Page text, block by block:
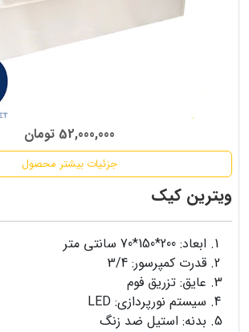
52,000,000 تومان
جزئیات بیشتر محصول
ویترین کیک
ابعاد: 200*150*70 سانتی متر
قدرت کمپرسور: 3/4
عایق: تزریق فوم
سیستم نورپردازی: LED
بدنه: استیل ضد زنگ